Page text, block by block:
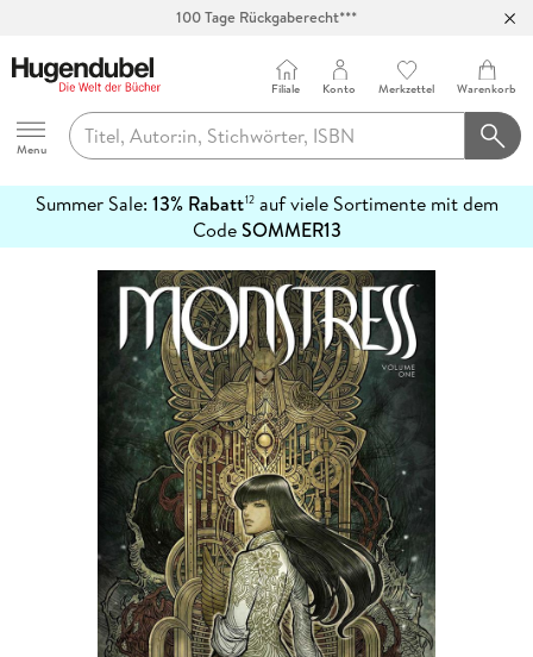
100 Tage Rückgaberecht***
Hugendubel
Menu
Filiale Konto Merkzettel Warenkorb
Summer Sale: 13% Rabatt12auf viele Sortimente mit dem
CodeSOMMER13
erfahren